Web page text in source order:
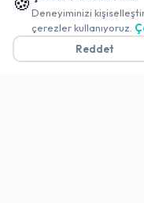
Politikalar ve Şartlar
Çerez Politikası
Deneyiminizi
çerezler kullanıyoruz.
Reddet